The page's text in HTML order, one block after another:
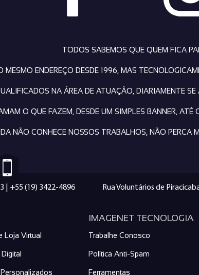
TODOS SABEMOS QUE QUEM FICA
MESMO ENDEREÇO DESDE 1996, MAS
NA ÁREA DE ATUAÇÃO, DIARIAMENTE
O QUE FAZEM, DESDE UM SIMPLES BANNER,
NÃO CONHECE NOSSOS TRABALHOS, NÃO PERCA
| +55 (19) 3422-4896 Rua Voluntários de
Loja Virtual
IMAGENET TECNOLOGIA
Trabalhe Conosco
Política Anti-Spam
Ferramentas